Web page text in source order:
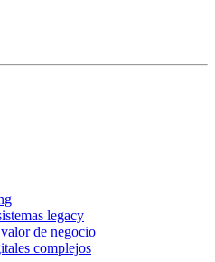
legacy
de negocio
complejos